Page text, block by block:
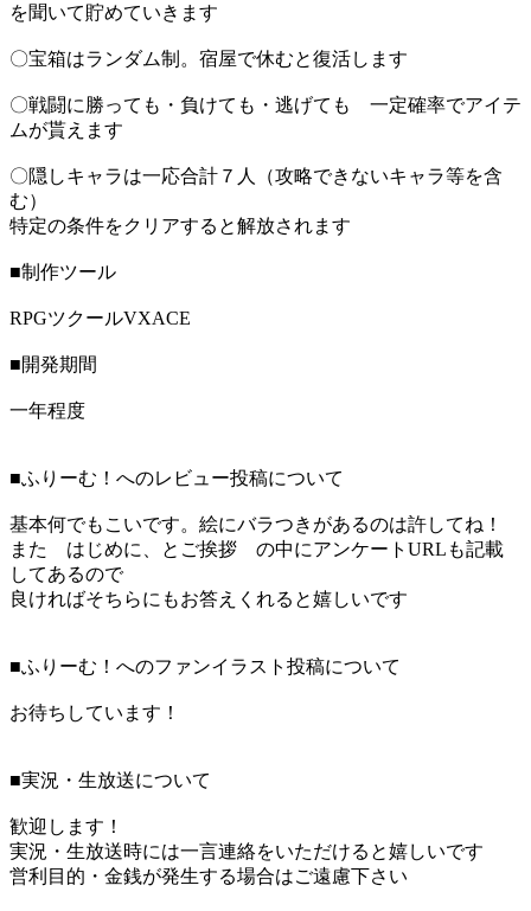
を聞いて貯めていきます
〇宝箱はランダム制。宿屋で休むと復活します
〇戦闘に勝っても・負けても・逃げても 一定確率でアイテ
ムが貰えます
〇隠しキャラは一応合計７人（攻略できないキャラ等を含
む）
特定の条件をクリアすると解放されます
■制作ツール
RPGツクールVXACE
■開発期間
一年程度
■ふりーむ！へのレビュー投稿について
基本何でもこいです。絵にバラつきがあるのは許してね！
また はじめに、とご挨拶 の中にアンケートURLも記載
してあるので
良ければそちらにもお答えくれると嬉しいです
■ふりーむ！へのファンイラスト投稿について
お待ちしています！
■実況・生放送について
歓迎します！
実況・生放送時には一言連絡をいただけると嬉しいです
営利目的・金銭が発生する場合はご遠慮下さい